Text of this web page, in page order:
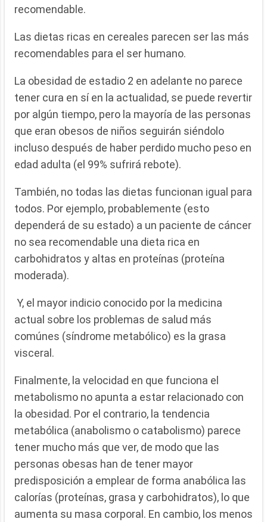
recomendable.
Las dietas ricas en cereales parecen ser las más
recomendables para el ser humano.
La obesidad de estadio 2 en adelante no parece
tener cura en sí en la actualidad, se puede revertir
por algún tiempo, pero la mayoría de las personas
que eran obesos de niños seguirán siéndolo
incluso después de haber perdido mucho peso en
edad adulta (el 99% sufrirá rebote).
También, no todas las dietas funcionan igual para
todos. Por ejemplo, probablemente (esto
dependerá de su estado) a un paciente de cáncer
no sea recomendable una dieta rica en
carbohidratos y altas en proteínas (proteína
moderada).
Y, el mayor indicio conocido por la medicina
actual sobre los problemas de salud más
comúnes (síndrome metabólico) es la grasa
visceral.
Finalmente, la velocidad en que funciona el
metabolismo no apunta a estar relacionado con
la obesidad. Por el contrario, la tendencia
metabólica (anabolismo o catabolismo) parece
tener mucho más que ver, de modo que las
personas obesas han de tener mayor
predisposición a emplear de forma anabólica las
calorías (proteínas, grasa y carbohidratos), lo que
aumenta su masa corporal. En cambio, los menos